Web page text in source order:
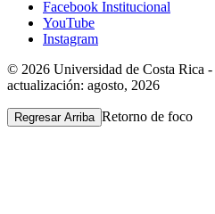
Facebook Institucional
YouTube
Instagram
© 2026 Universidad de Costa Rica -
actualización: agosto, 2026
Regresar Arriba Retorno de foco